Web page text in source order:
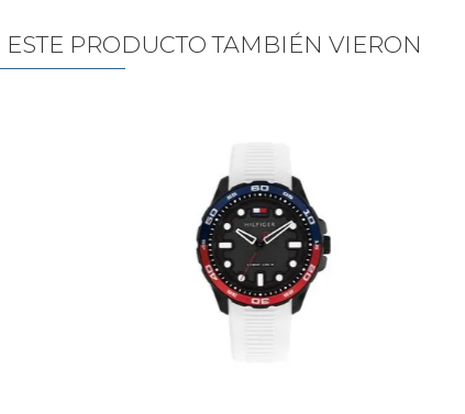
PRODUCTO TAMBIÉN VIERON